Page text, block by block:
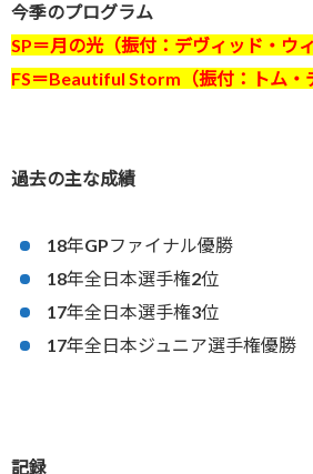
今季のプログラム
SP＝月の光（振付：デヴィッド・ウ
FS＝Beautiful Storm（振付：トム・
過去の主な成績
18年GPファイナル優勝
18年全日本選手権2位
17年全日本選手権3位
17年全日本ジュニア選手権優勝
記録